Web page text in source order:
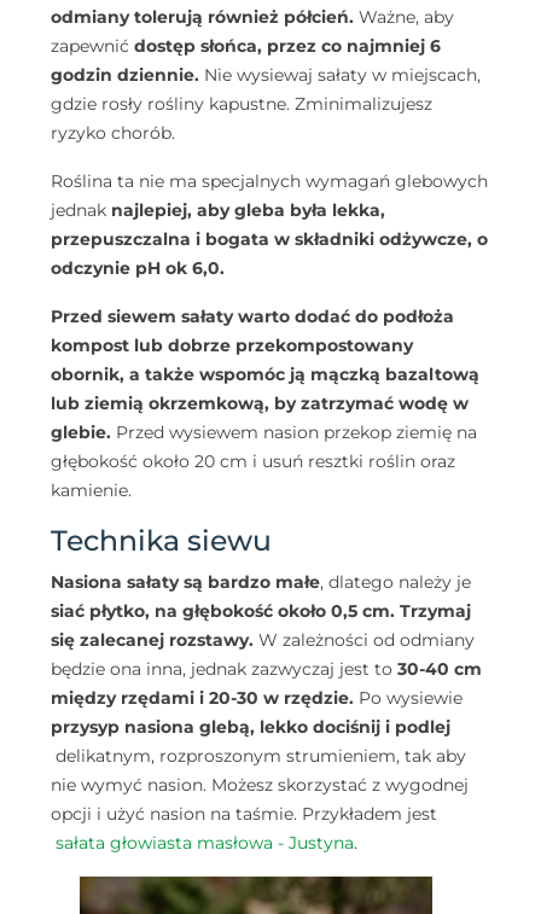
odmiany tolerują również półcień. Ważne, aby
zapewnić dostęp słońca, przez co najmniej 6
godzin dziennie. Nie wysiewaj sałaty w miejscach,
gdzie rosły rośliny kapustne. Zminimalizujesz
ryzyko chorób.
Roślina ta nie ma specjalnych wymagań glebowych
jednak najlepiej, aby gleba była lekka,
przepuszczalna i bogata w składniki odżywcze, o
odczynie pH ok 6,0.
Przed siewem sałaty warto dodać do podłoża
kompost lub dobrze przekompostowany
obornik, a także wspomóc ją mączką bazaltową
lub ziemią okrzemkową, by zatrzymać wodę w
glebie. Przed wysiewem nasion przekop ziemię na
głębokość około 20 cm i usuń resztki roślin oraz
kamienie.
Technika siewu
Nasiona sałaty są bardzo małe, dlatego należy je
siać płytko, na głębokość około 0,5 cm. Trzymaj
się zalecanej rozstawy. W zależności od odmiany
będzie ona inna, jednak zazwyczaj jest to 30-40 cm
między rzędami i 20-30 w rzędzie. Po wysiewie
przysyp nasiona glebą, lekko dociśnij i podlej
delikatnym, rozproszonym strumieniem, tak aby
nie wymyć nasion. Możesz skorzystać z wygodnej
opcji i użyć nasion na taśmie. Przykładem jest
sałata głowiasta masłowa - Justyna.